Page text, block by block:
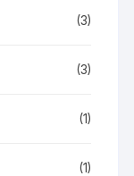
(3)
(3)
(1)
(1)